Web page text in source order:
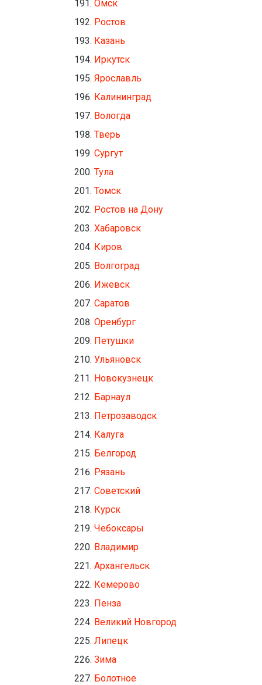
Омск
Ростов
Казань
Иркутск
Ярославль
Калининград
Вологда
Тверь
Сургут
Тула
Томск
Ростов на Дону
Хабаровск
Киров
Волгоград
Ижевск
Саратов
Оренбург
Петушки
Ульяновск
Новокузнецк
Барнаул
Петрозаводск
Калуга
Белгород
Рязань
Советский
Курск
Чебоксары
Владимир
Архангельск
Кемерово
Пенза
Великий Новгород
Липецк
Зима
Болотное